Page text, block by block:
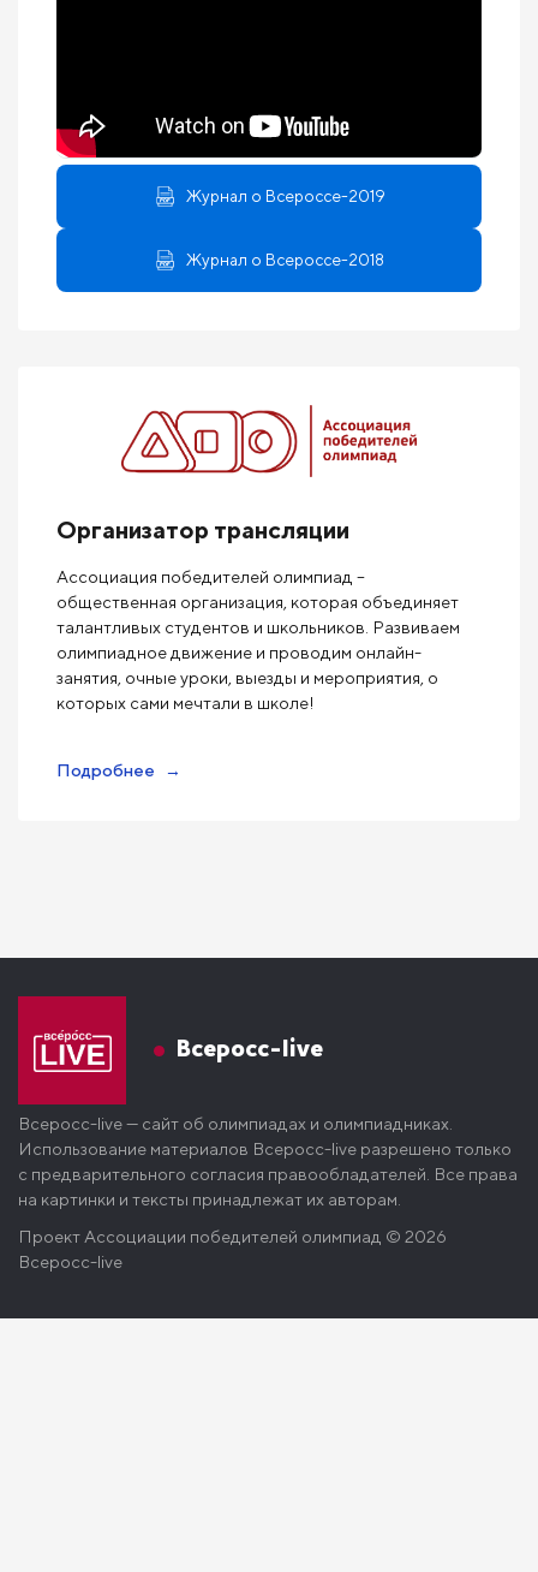
Журнал о Всероссе-2019
Журнал о Всероссе-2018
Организатор трансляции
Ассоциация победителей олимпиад –
общественная организация, которая объединяет
талантливых студентов и школьников. Развиваем
олимпиадное движение и проводим онлайн-
занятия, очные уроки, выезды и мероприятия, о
которых сами мечтали в школе!
Подробнее
Всеросс-live
Всеросс-live — сайт об олимпиадах и олимпиадниках.
Использование материалов Всеросс-live разрешено только
с предварительного согласия правообладателей. Все права
на картинки и тексты принадлежат их авторам.
Проект Ассоциации победителей олимпиад © 2026
Всеросс-live